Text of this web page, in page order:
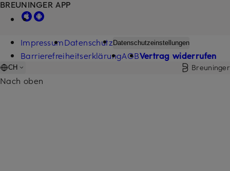
BREUNINGER APP
ImpressumDatenschutz Datenschutzeinstellungen
BarrierefreiheitserklärungAGBVertrag widerrufen
CH Breuninger
Nach oben